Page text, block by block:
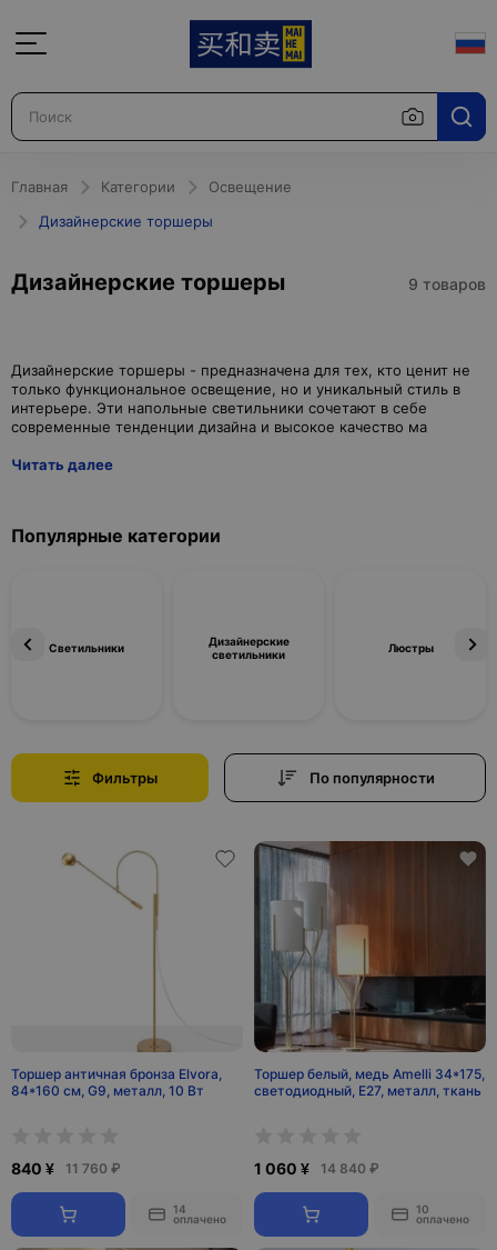
Главная Категории
Освещение
Дизайнерские торшеры
Дизайнерские торшеры 9 товаров
Дизайнерские торшеры - предназначена для тех, кто ценит не
только функциональное освещение, но и уникальный стиль в
интерьере. Эти напольные светильники сочетают в себе
Читать далее
Популярные категории
Светильники
Дизайнерские
светильники
Люстры
Фильтры По популярности
Торшер античная бронза Elvora,
84*160 см, G9, металл, 10 Вт
840 ¥ 11 760 ₽
14
оплачено
Торшер белый, медь Amelli 34*175,
светодиодный, E27, металл, ткань
1 060 ¥ 14 840 ₽
10
оплачено